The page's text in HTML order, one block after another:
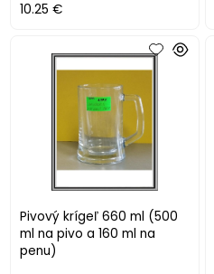
10.25 €
Pivový krígeľ 660 ml (500
ml na pivo a 160 ml na
penu)